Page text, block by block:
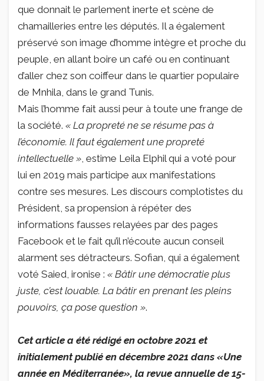
que donnait le parlement inerte et scène de
chamailleries entre les députés. Il a également
préservé son image d’homme intègre et proche du
peuple, en allant boire un café ou en continuant
d’aller chez son coiffeur dans le quartier populaire
de Mnhila, dans le grand Tunis.
Mais l’homme fait aussi peur à toute une frange de
la société. « La propreté ne se résume pas à
l’économie. Il faut également une propreté
intellectuelle », estime Leila Elphil qui a voté pour
lui en 2019 mais participe aux manifestations
contre ses mesures. Les discours complotistes du
Président, sa propension à répéter des
informations fausses relayées par des pages
Facebook et le fait qu’il n’écoute aucun conseil
alarment ses détracteurs. Sofian, qui a également
voté Saied, ironise : « Bâtir une démocratie plus
juste, c’est louable. La bâtir en prenant les pleins
pouvoirs, ça pose question ».
Cet article a été rédigé en octobre 2021 et
initialement publié en décembre 2021 dans «Une
année en Méditerranée», la revue annuelle de 15-